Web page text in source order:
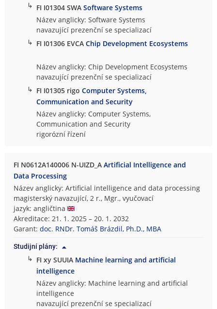
↳ FI I01304 SWASoftware Systems
Název anglicky: Software Systems
navazující prezenční se specializací
↳ FI I01306 EVCAChip Development Ecosystems
Název anglicky: Chip Development Ecosystems
navazující prezenční se specializací
↳ FI I01305 rigoComputer Systems,
Communication and Security
Název anglicky: Computer Systems,
Communication and Security
rigorózní řízení
FI N0612A140006 N-UIZD_AArtificial Intelligence and
Data Processing
Název anglicky: Artificial intelligence and data processing
magisterský navazující, 2 r., Mgr., vyučovací
jazyk: angličtina
Akreditace: 21. 1. 2025 – 20. 1. 2032
Garant:doc. RNDr. Tomáš Brázdil, Ph.D., MBA
Studijní plány:
↳ FI xy SUUIA Machine learning and artificial
intelligence
Název anglicky: Machine learning and artificial
intelligence
navazující prezenční se specializací